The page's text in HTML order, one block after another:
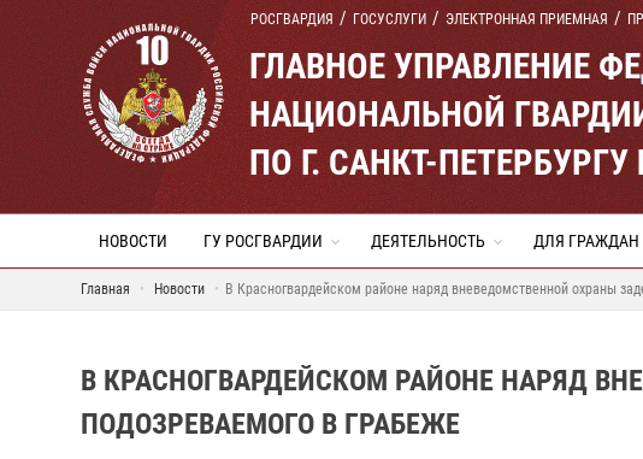
РОСГВАРДИЯ ГОСУСЛУГИ ЭЛЕКТРОННАЯ ПРИЕМНАЯ
ГЛАВНОЕ УПРАВЛЕНИЕ
НАЦИОНАЛЬНОЙ
ПО Г. САНКТ-
НОВОСТИ ГУ РОСГВАРДИИ ДЕЯТЕЛЬНОСТЬ ДЛЯ ГРАЖДАН
Главная Новости В Красногвардейском районе наряд вневедомственной охраны
В КРАСНОГВАРДЕЙСКОМ РАЙОНЕ НАРЯД
ПОДОЗРЕВАЕМОГО В ГРАБЕЖЕ